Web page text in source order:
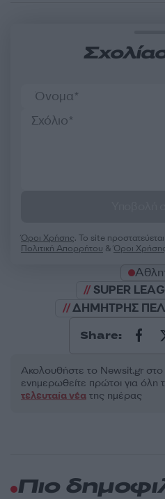
Όροι Χρήσης. Το site
Πολιτική Απορρήτου &Όροι
SUPER
ΔΗΜΗΤΡΗΣ
Share:
Ακολουθήστε το Νewsit.gr στο
ενημερωθείτε πρώτοι για όλη
τελευταία νέα της ημέρας
Πιο